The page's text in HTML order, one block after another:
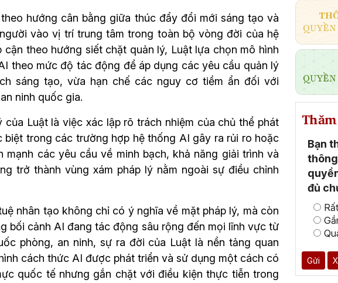
hướng cân bằng giữa thúc đẩy đổi mới sáng tạo và
vào vị trí trung tâm trong toàn bộ vòng đời của hệ
theo hướng siết chặt quản lý, Luật lựa chọn mô hình
theo mức độ tác động để áp dụng các yêu cầu quản lý
sáng tạo, vừa hạn chế các nguy cơ tiềm ẩn đối với
ninh quốc gia.
Luật là việc xác lập rõ trách nhiệm của chủ thể phát
trong các trường hợp hệ thống AI gây ra rủi ro hoặc
các yêu cầu về minh bạch, khả năng giải trình và
trở thành vùng xám pháp lý nằm ngoài sự điều chỉnh
nhân tạo không chỉ có ý nghĩa về mặt pháp lý, mà còn
bối cảnh AI đang tác động sâu rộng đến mọi lĩnh vực từ
phòng, an ninh, sự ra đời của Luật là nền tảng quan
cách thức AI được phát triển và sử dụng một cách có
quốc tế nhưng gắn chặt với điều kiện thực tiễn trong
Bạn
đủ
Gửi